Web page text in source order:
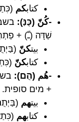
كتابكم
-كُنّ (כֻּנַּ):
שַׁדָּה (ـّ) +
بيتكنّ (בַּיְתֻ
كتابكنّ
-هُم (הֻם):
+ מים סופית.
بيتهم (בַּיְתֻ
كتابهم